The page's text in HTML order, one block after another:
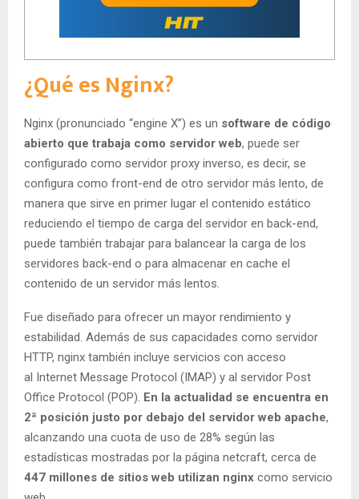
¿Qué es Nginx?
Nginx (pronunciado “engine X”) es un software de código
abierto que trabaja como servidor web, puede ser
configurado como servidor proxy inverso, es decir, se
configura como front-end de otro servidor más lento, de
manera que sirve en primer lugar el contenido estático
reduciendo el tiempo de carga del servidor en back-end,
puede también trabajar para balancear la carga de los
servidores back-end o para almacenar en cache el
contenido de un servidor más lentos.
Fue diseñado para ofrecer un mayor rendimiento y
estabilidad. Además de sus capacidades como servidor
HTTP, nginx también incluye servicios con acceso
al Internet Message Protocol (IMAP) y al servidor Post
Office Protocol (POP). En la actualidad se encuentra en
2ª posición justo por debajo del servidor web apache,
alcanzando una cuota de uso de 28% según las
estadísticas mostradas por la página netcraft, cerca de
447 millones de sitios web utilizan nginx como servicio